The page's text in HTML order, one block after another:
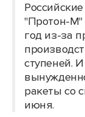
"Протон-М"
год из-за
ступеней.
ракеты со
июня.